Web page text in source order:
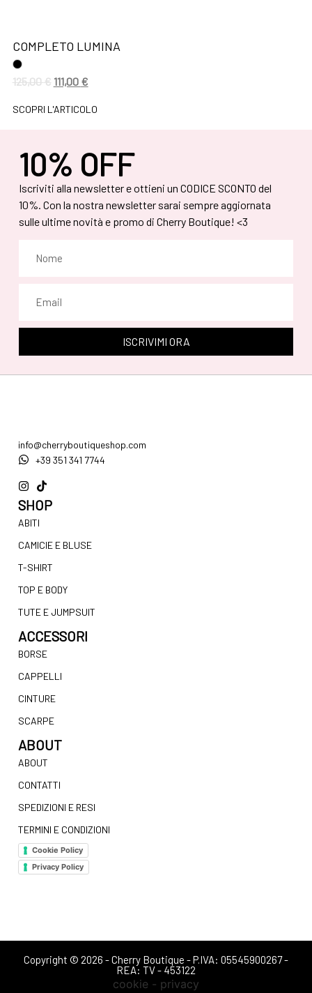
COMPLETO LUMINA
125,00€ 111,00 €
SCOPRI L'ARTICOLO
10% OFF
Iscriviti alla newsletter e ottieni un CODICE SCONTO del
10%. Con la nostra newsletter sarai sempre aggiornata
sulle ultime novità e promo di Cherry Boutique! <3
ISCRIVIMI ORA
info@cherryboutiqueshop.com
+39 351 341 7744
SHOP
ABITI
CAMICIE E BLUSE
T-SHIRT
TOP E BODY
TUTE E JUMPSUIT
ACCESSORI
BORSE
CAPPELLI
CINTURE
SCARPE
ABOUT
ABOUT
CONTATTI
SPEDIZIONI E RESI
TERMINI E CONDIZIONI
Cookie Policy
Privacy Policy
Copyright © 2026 - Cherry Boutique - P.IVA: 05545900267 -
REA: TV - 453122
cookie - privacy